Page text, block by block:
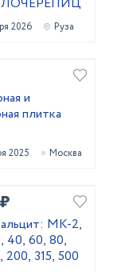
2026 Руза
и
плитка
2025 Москва
МК-2,
40, 60, 80,
200, 315, 500